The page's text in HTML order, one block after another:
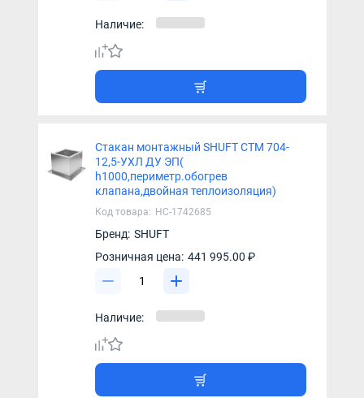
Наличие:
Стакан монтажный SHUFT СТМ 704-
12,5-УХЛ ДУ ЭП(
h1000,периметр.обогрев
клапана,двойная теплоизоляция)
Код товара: НС-1742685
Бренд: SHUFT
Розничная цена: 441 995.00 ₽
Наличие: